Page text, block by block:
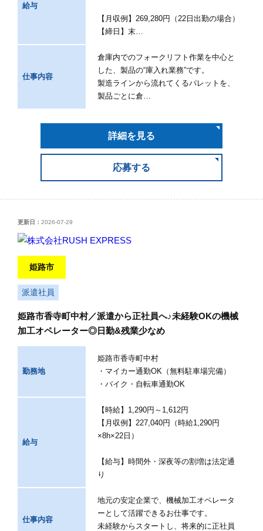
給与
【月収例】269,280円（22日出勤の場合）
【締日】末…
仕事内容
倉庫内でのフォークリフト作業を中心と
した、製品の“庫入れ業務”です。
製造ラインから流れてくるパレットを、
製品ごとに倉…
詳細を見る
応募する
更新日： 2026-07-29
姫路市
派遣社員
姫路市香寺町中村／派遣から正社員へ♪未経験OKの機械
加工オペレーター◎日勤&残業少なめ
勤務地
姫路市香寺町中村
・マイカー通勤OK（無料駐車場完備）
・バイク・自転車通勤OK
給与
【時給】1,290円～1,612円
【月収例】227,040円（時給1,290円
×8h×22日）
【給与】時間外・深夜等の割増は法定通
り
仕事内容
地元の安定企業で、機械加工オペレータ
ーとして活躍できるお仕事です。
未経験からスタートし、将来的に正社員